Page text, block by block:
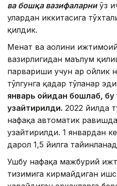
ва бошқа вазифаларниўз
улардан иккитасига
қилдик.
Меҳнат ва аҳолини
вазирлигидан маълум
парвариши учун ҳар ойлик
тўлгунга қадар тўланар
январь ойидан бошлаб, бу
узайтирилди. 2022 йилда
нафақа автоматик
узайтирилди. 1 январдан
дарҳол 1,5 йилга
Ушбу нафақа мажбурий
тизимига кирмайдиган